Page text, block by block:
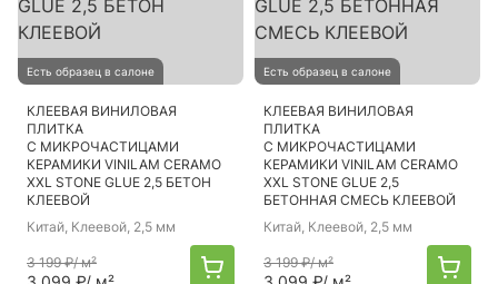
Есть образец в салоне
КЛЕЕВАЯ ВИНИЛОВАЯ
ПЛИТКА
С МИКРОЧАСТИЦАМИ
КЕРАМИКИ VINILAM CERAMO
XXL STONE GLUE 2,5 БЕТОН
КЛЕЕВОЙ
Китай, Клеевой, 2,5 мм
3 199 ₽/ м²
Есть образец в салоне
КЛЕЕВАЯ ВИНИЛОВАЯ
ПЛИТКА
С МИКРОЧАСТИЦАМИ
КЕРАМИКИ VINILAM CERAMO
XXL STONE GLUE 2,5
БЕТОННАЯ СМЕСЬ КЛЕЕВОЙ
Китай, Клеевой, 2,5 мм
3 199 ₽/ м²